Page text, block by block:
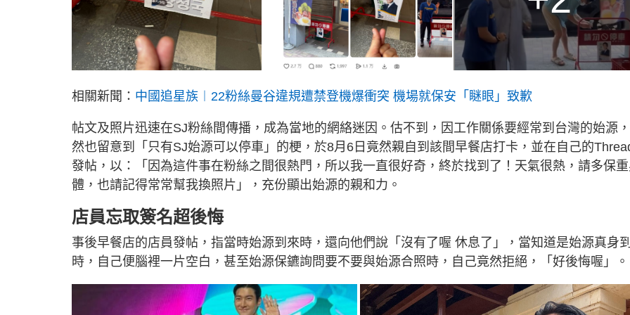
相關新聞： 中國追星族︱22粉絲曼谷違規遭禁登機爆衝突 機場就保安「瞇眼」致歉
帖文及照片迅速在SJ粉絲間傳播，成為當地的網絡迷因。估不到，因工作關係要經常到台灣的始源
然也留意到「只有SJ始源可以停車」的梗，於8月6日竟然親自到該間早餐店打卡，並在自己的
發帖，以：「因為這件事在粉絲之間很熱門，所以我一直很好奇，終於找到了！天氣很熱，請多保
體，也請記得常常幫我換照片」，充份顯出始源的親和力。
店員忘取簽名超後悔
事後早餐店的店員發帖，指當時始源到來時，還向他們說「沒有了喔 休息了」，當知道是始源真身
時，自己便腦裡一片空白，甚至始源保鑣詢問要不要與始源合照時，自己竟然拒絕，「好後悔喔」。